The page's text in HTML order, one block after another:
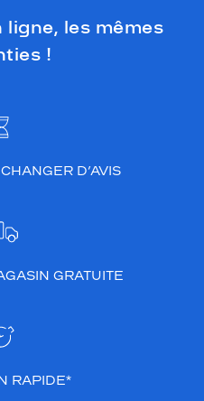
ligne, les mêmes
!
D’AVIS
GRATUITE
RAPIDE*